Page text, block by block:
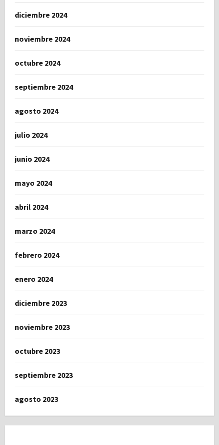
diciembre 2024
noviembre 2024
octubre 2024
septiembre 2024
agosto 2024
julio 2024
junio 2024
mayo 2024
abril 2024
marzo 2024
febrero 2024
enero 2024
diciembre 2023
noviembre 2023
octubre 2023
septiembre 2023
agosto 2023